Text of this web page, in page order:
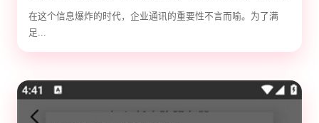
效！
在这个信息爆炸的时代，企业通讯的重要性不言而喻。为了满
足...